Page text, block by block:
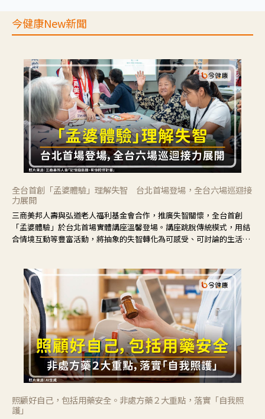
今健康New新聞
全台首創「孟婆體驗」理解失智 台北首場登場，全台六場巡迴接
力展開
三商美邦人壽與弘道老人福利基金會合作，推廣失智關懷，全台首創
「孟婆體驗」於台北首場實體講座溫馨登場。講座跳脫傳統模式，用結
合情境互動等豐富活動，將抽象的失智轉化為可感受、可討論的生活情
照顧好自己，包括用藥安全。非處方藥２大重點，落實「自我照
護」